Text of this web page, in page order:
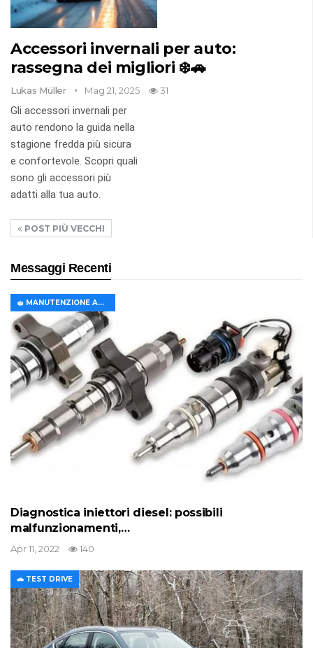
Accessori invernali per auto:
rassegna dei migliori ❄️🚗
Lukas Müller Mag 21, 2025 31
Gli accessori invernali per
auto rendono la guida nella
stagione fredda più sicura
e confortevole. Scopri quali
sono gli accessori più
adatti alla tua auto.
POST PIÙ VECCHI
Messaggi Recenti
🧽 MANUTENZIONE AUTO
Diagnostica iniettori diesel: possibili
malfunzionamenti,…
Apr 11, 2022 140
🚗 TEST DRIVE